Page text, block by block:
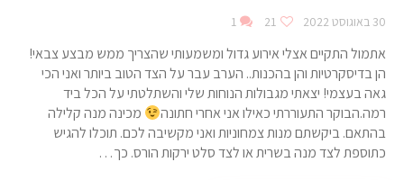
30 באוגוסט 2022 21
1
אתמול התקיים אצלי אירוע גדול ומשמעותי שהצריך ממש מבצע צבאי!
הן בדיסקרטיות והן בהכנות.. הערב עבר על הצד הטוב ביותר ואני הכי
גאה בעצמי! יצאתי מגבולות הנוחות שלי והשתלטתי על הכל ביד
רמה.הבוקר התעוררתי כאילו אני אחרי חתונה
מכינה מנה קלילה
בהתאם. ביקשתם מנות צמחוניות ואני מקשיבה לכם. תוכלו להגיש
כתוספת לצד מנה בשרית או לצד סלט ירקות הורס. כך…